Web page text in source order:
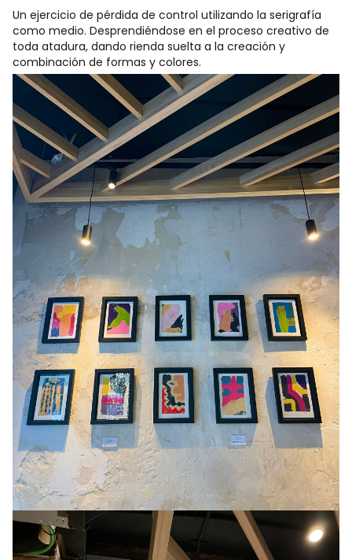
Un ejercicio de pérdida de control utilizando la serigrafía
como medio. Desprendiéndose en el proceso creativo de
toda atadura, dando rienda suelta a la creación y
combinación de formas y colores.